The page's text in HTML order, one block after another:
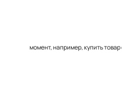
момент, например, купить